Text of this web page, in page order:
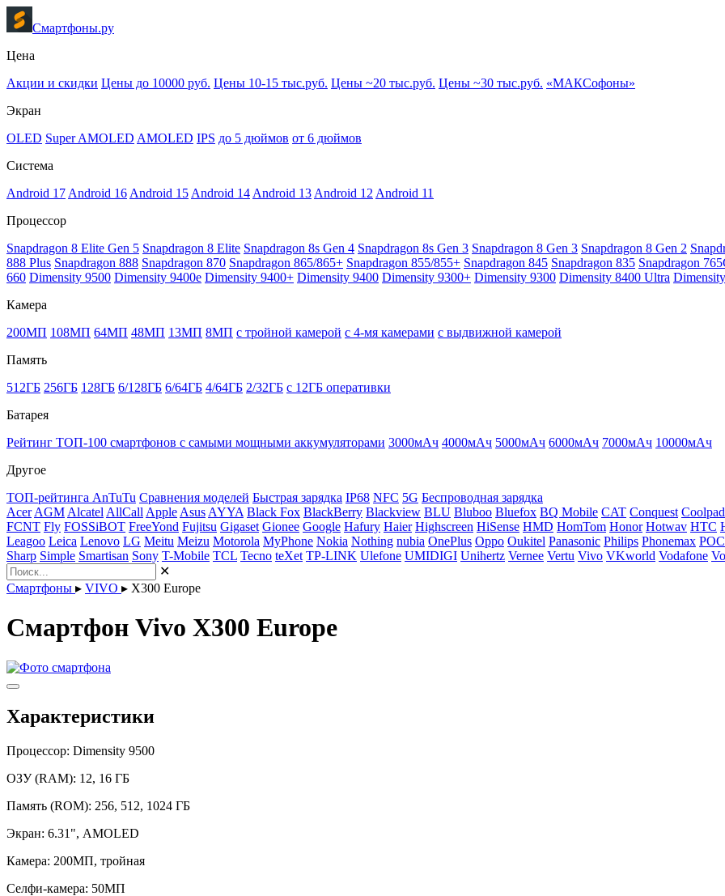
Смартфоны.ру
Цена
Акции и скидки Цены до 10000 руб. Цены 10-15 тыс.руб. Цены ~20 тыс.руб. Цены ~30 тыс.руб. «МАКСофоны»
Экран
OLED Super AMOLED AMOLED IPS до 5 дюймов от 6 дюймов
Система
Android 17 Android 16 Android 15 Android 14 Android 13 Android 12 Android 11
Процессор
Snapdragon 8 Elite Gen 5 Snapdragon 8 Elite Snapdragon 8s Gen 4 Snapdragon 8s Gen 3 Snapdragon 8 Gen 3 Snapdragon 8 Gen 2
888 Plus Snapdragon 888 Snapdragon 870 Snapdragon 865/865+ Snapdragon 855/855+ Snapdragon 845 Snapdragon 835 Snapdragon
660 Dimensity 9500 Dimensity 9400e Dimensity 9400+ Dimensity 9400 Dimensity 9300+ Dimensity 9300 Dimensity 8400 Ultra
Камера
200МП 108МП 64МП 48МП 13МП 8МП с тройной камерой с 4-мя камерами с выдвижной камерой
Память
512ГБ 256ГБ 128ГБ 6/128ГБ 6/64ГБ 4/64ГБ 2/32ГБ с 12ГБ оперативки
Батарея
Рейтинг ТОП-100 смартфонов с самыми мощными аккумуляторами 3000мАч 4000мАч 5000мАч 6000мАч 7000мАч 10000мАч
Другое
ТОП-рейтинга AnTuTu Сравнения моделей Быстрая зарядка IP68 NFC 5G Беспроводная зарядка
Acer AGM Alcatel AllCall Apple Asus AYYA Black Fox BlackBerry Blackview BLU Bluboo Bluefox BQ Mobile CAT Conquest Coolpad
FCNT Fly FOSSiBOT FreeYond Fujitsu Gigaset Gionee Google Hafury Haier Highscreen HiSense HMD HomTom Honor Hotwav HTC
Leagoo Leica Lenovo LG Meitu Meizu Motorola MyPhone Nokia Nothing nubia OnePlus Oppo Oukitel Panasonic Philips Phonemax
Sharp Simple Smartisan Sony T-Mobile TCL Tecno teXet TP-LINK Ulefone UMIDIGI Unihertz Vernee Vertu Vivo VKworld Vodafone
✕
Смартфоны ▸ VIVO ▸ X300 Europe
Смартфон Vivo X300 Europe
Характеристики
Процессор: Dimensity 9500
ОЗУ (RAM): 12, 16 ГБ
Память (ROM): 256, 512, 1024 ГБ
Экран: 6.31", AMOLED
Камера: 200МП, тройная
Селфи-камера: 50МП